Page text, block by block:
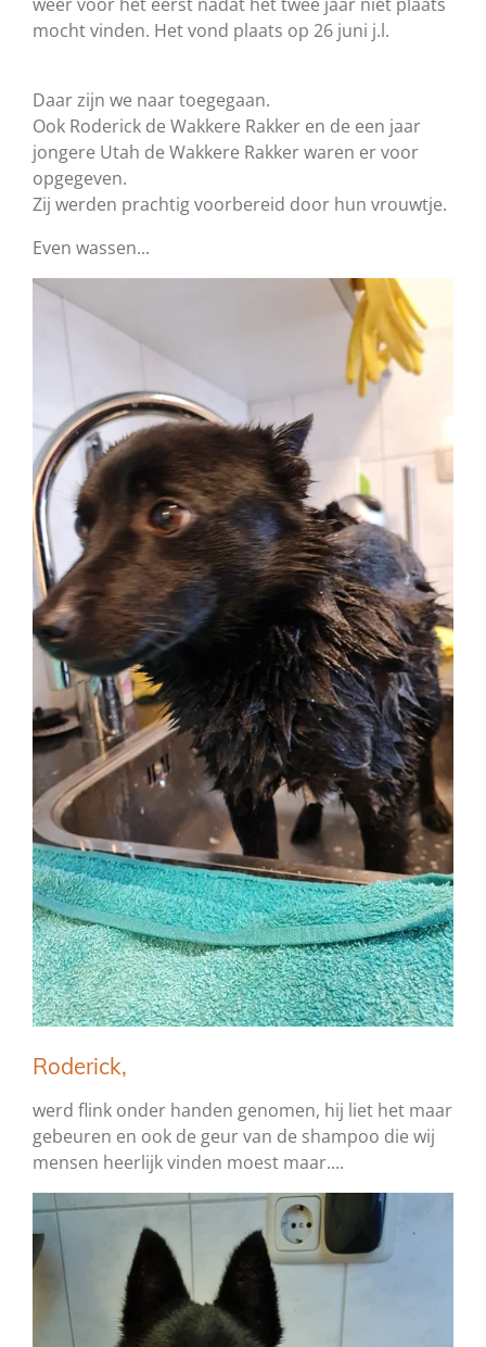
mocht vinden. Het vond plaats op 26 juni j.l.
Daar zijn we naar toegegaan.
Ook Roderick de Wakkere Rakker en de een jaar
jongere Utah de Wakkere Rakker waren er voor
opgegeven.
Zij werden prachtig voorbereid door hun vrouwtje.
Even wassen...
Roderick,
werd flink onder handen genomen, hij liet het maar
gebeuren en ook de geur van de shampoo die wij
mensen heerlijk vinden moest maar....